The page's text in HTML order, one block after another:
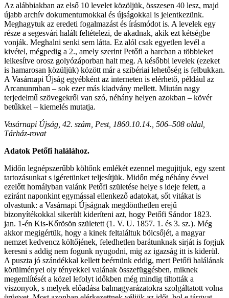
Az alábbiakban az első 10 levelet közöljük, összesen 40 lesz, majd
újabb archív dokumentumokkal és újságokkal is jelentkezünk.
Meghagytuk az eredeti fogalmazást és írásmódot is. A levelek egy
része a segesvári halált feltételezi, de akadnak, akik ezt kétségbe
vonják. Meghalni senki sem látta. Ez alól csak egyetlen levél a
kivétel, mégpedig a 2., amely szerint Petőfi a harcban a többieket
lelkesítve orosz golyózáporban halt meg. A későbbi levelek (ezeket
is hamarosan közüljük) között már a szibériai lehetőség is felbukkan.
A Vasárnapi Újság egyébként az interneten is elérhető, például az
Arcanunmban – sok ezer más kiadvány mellett. Miután nagy
terjedelmű szövegekről van szó, néhány helyen azokban – kövér
betűkkel – kiemelés mutatja.
Vasárnapi Újság, 42. szám, Pest, 1860.10.14., 506–508 oldal,
Tárház-rovat
Adatok Petőfi halálához.
Midőn legnépszerűbb költőnk emlékét ezennel megujitjuk, egy szent
tartozásunkat s igéretünket teljesítjük. Midőn még néhány évvel
ezelőtt homályban valánk Petőfi születése helye s ideje felett, a
eziránt naponkint egymással ellenkező adatokat, sőt vitákat is
olvastunk: a Vasárnapi Újságnak megdönthetlen erejű
bizonyítékokkal sikerült kideríteni azt, hogy Petőfi Sándor 1823.
jan. 1-én Kis-Kőrösön született (1. V. U. 1857. 1. és 3. sz.). Még
akkor megigértük, hogy a kinek feltaláltuk bölcsőjét, a magyar
nemzet kedvencz költőjének, feledhetlen barátunknak sirját is fogjuk
keresni s addig nem fogunk nyugodni, mig az igazság itt is kiderül.
A puszta jó szándékkal kellett beérnünk eddig, mert Petőfi halálának
körülményei oly tényekkel valának összefüggésben, miknek
megemlítését a közel lefolyt időkben még mindig tiltották a
viszonyok, s melyek előadása balmagyarázatokra szolgáltatott volna